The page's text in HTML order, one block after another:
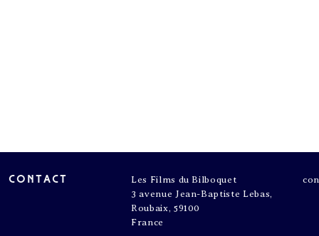
contact
Les Films du Bilboquet
3 avenue Jean-Baptiste Lebas,
Roubaix, 59100
France